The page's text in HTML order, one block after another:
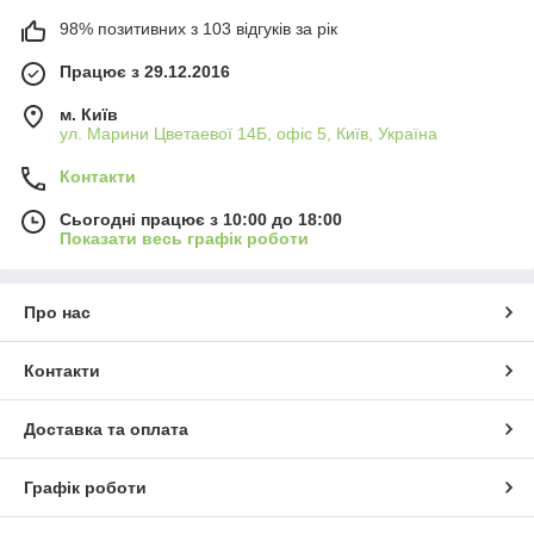
98% позитивних з 103 відгуків за рік
Працює з 29.12.2016
м. Київ
ул. Марини Цветаевої 14Б, офіс 5, Київ, Україна
Контакти
Сьогодні працює з 10:00 до 18:00
Показати весь графік роботи
Про нас
Контакти
Доставка та оплата
Графік роботи